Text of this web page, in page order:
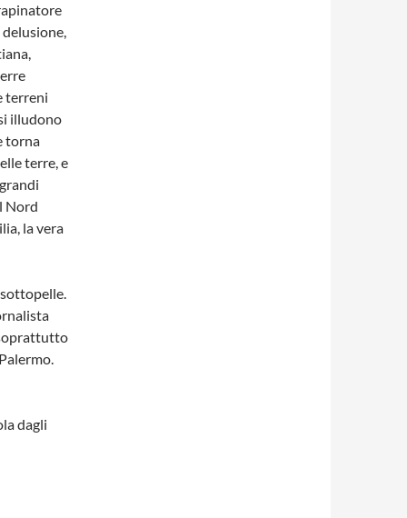
terreni
illudono
torna
terre, e
Nord
la vera
dagli